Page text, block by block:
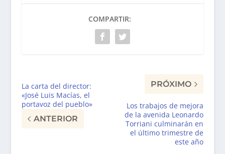
COMPARTIR:
La carta del director:
«José Luis Macías, el
portavoz del pueblo»
ANTERIOR
PRÓXIMO
Los trabajos de mejora
de la avenida Leonardo
Torriani culminarán en
el último trimestre de
este año